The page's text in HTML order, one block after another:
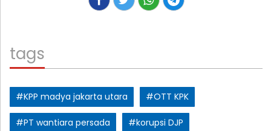
tags
#KPP madya jakarta utara #OTT KPK
#PT wantiara persada #korupsi DJP